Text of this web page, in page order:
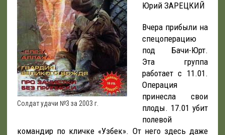
Солдат удачи №3 за 2003 г.
Юрий ЗАРЕЦКИЙ
Вчера прибыли на
спецоперацию
под Бачи-Юрт.
Эта группа
работает с 11.01.
Операция
принесла свои
плоды. 17.01 убит
полевой
командир по кличке «Узбек». От него здесь даже